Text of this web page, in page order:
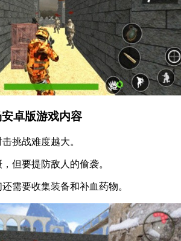
卓版游戏内容
挑战难度越大。
但要提防敌人的偷袭。
需要收集装备和补血药物。